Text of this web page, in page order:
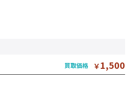
買取価格 ￥1,500